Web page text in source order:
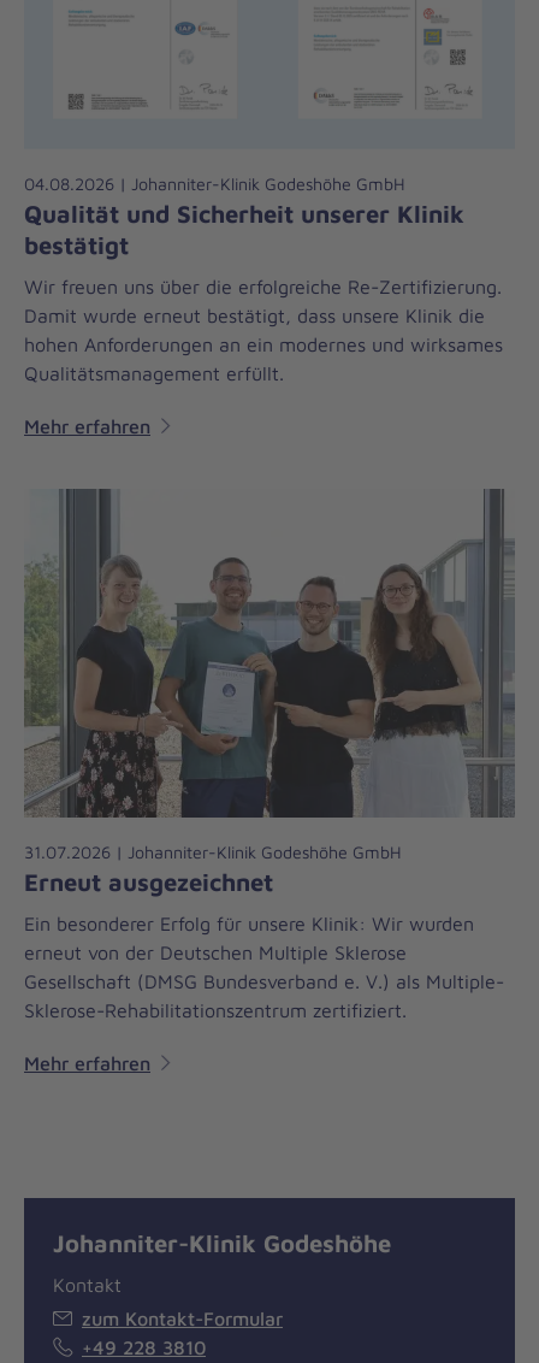
04.08.2026 | Johanniter-Klinik Godeshöhe GmbH
Qualität und Sicherheit unserer Klinik
bestätigt
Wir freuen uns über die erfolgreiche Re-Zertifizierung.
Damit wurde erneut bestätigt, dass unsere Klinik die
hohen Anforderungen an ein modernes und wirksames
Qualitätsmanagement erfüllt.
Mehr erfahren
31.07.2026 | Johanniter-Klinik Godeshöhe GmbH
Erneut ausgezeichnet
Ein besonderer Erfolg für unsere Klinik: Wir wurden
erneut von der Deutschen Multiple Sklerose
Gesellschaft (DMSG Bundesverband e. V.) als Multiple-
Sklerose-Rehabilitationszentrum zertifiziert.
Mehr erfahren
Johanniter-Klinik Godeshöhe
Kontakt
zum Kontakt-Formular
+49 228 3810